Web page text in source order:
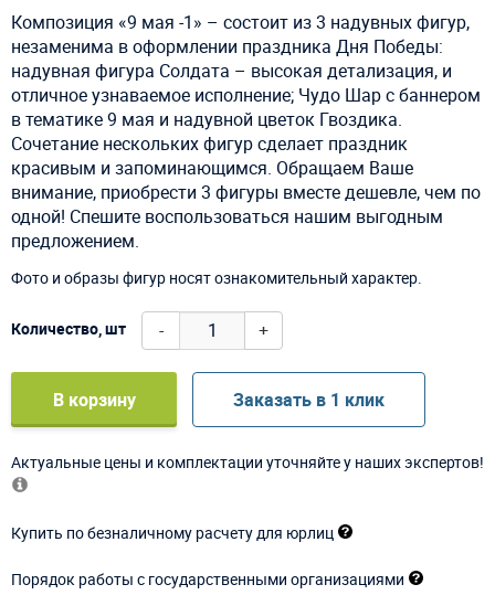
Композиция «9 мая -1» – состоит из 3 надувных фигур,
незаменима в оформлении праздника Дня Победы:
надувная фигура Солдата – высокая детализация, и
отличное узнаваемое исполнение; Чудо Шар с баннером
в тематике 9 мая и надувной цветок Гвоздика.
Сочетание нескольких фигур сделает праздник
красивым и запоминающимся. Обращаем Ваше
внимание, приобрести 3 фигуры вместе дешевле, чем по
одной! Спешите воспользоваться нашим выгодным
предложением.
Фото и образы фигур носят ознакомительный характер.
Количество, шт - +
В корзину Заказать в 1 клик
Актуальные цены и комплектации уточняйте у наших экспертов!
Купить по безналичному расчету для юрлиц
Порядок работы с государственными организациями